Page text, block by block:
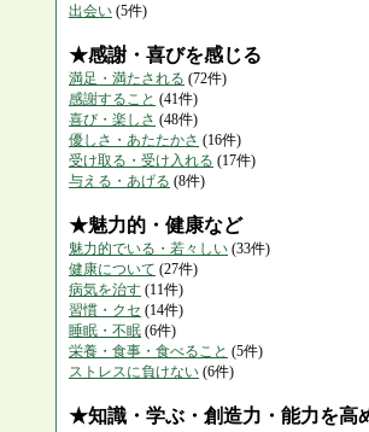
出会い (5件)
★感謝・喜びを感じる
満足・満たされる (72件)
感謝すること (41件)
喜び・楽しさ (48件)
優しさ・あたたかさ (16件)
受け取る・受け入れる (17件)
与える・あげる (8件)
★魅力的・健康など
魅力的でいる・若々しい (33件)
健康について (27件)
病気を治す (11件)
習慣・クセ (14件)
睡眠・不眠 (6件)
栄養・食事・食べること (5件)
ストレスに負けない (6件)
★知識・学ぶ・創造力・能力を高